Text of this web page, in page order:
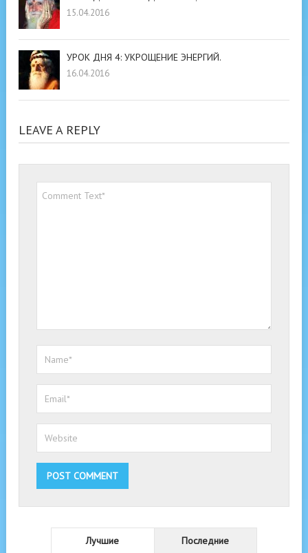
15.04.2016
УРОК ДНЯ 4: УКРОЩЕНИЕ ЭНЕРГИЙ.
16.04.2016
LEAVE A REPLY
Лучшие Последние